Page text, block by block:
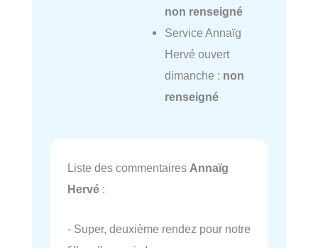
non renseigné
Service Annaïg
Hervé ouvert
dimanche : non
renseigné
Liste des commentaires Annaïg
Hervé :
- Super, deuxième rendez pour notre